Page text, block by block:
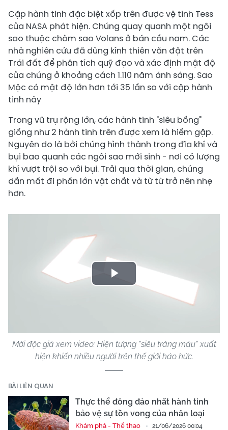
Cặp hành tinh đặc biệt xốp trên được vệ tinh Tess
của NASA phát hiện. Chúng quay quanh một ngôi
sao thuộc chòm sao Volans ở bán cầu nam. Các
nhà nghiên cứu đã dùng kính thiên văn đặt trên
Trái đất để phân tích quỹ đạo và xác định mật độ
của chúng ở khoảng cách 1.110 năm ánh sáng. Sao
Mộc có mật độ lớn hơn tới 35 lần so với cặp hành
tinh này
Trong vũ trụ rộng lớn, các hành tinh "siêu bồng"
giống như 2 hành tinh trên được xem là hiếm gặp.
Nguyên do là bởi chúng hình thành trong đĩa khí và
bụi bao quanh các ngôi sao mới sinh - nơi có lượng
khí vượt trội so với bụi. Trải qua thời gian, chúng
dần mất đi phần lớn vật chất và từ từ trở nên nhẹ
hơn.
Play
Mời độc giả xem video: Hiện tượng "siêu trăng máu" xuất
hiện khiến nhiều người trên thế giới háo hức.
BÀI LIÊN QUAN
Thực thể đông đảo nhất hành tinh
bảo vệ sự tồn vong của nhân loại
Khám phá - Thể thao 21/06/2026 00:04